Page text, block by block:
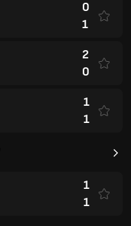
0
1
2
0
1
1
1
1